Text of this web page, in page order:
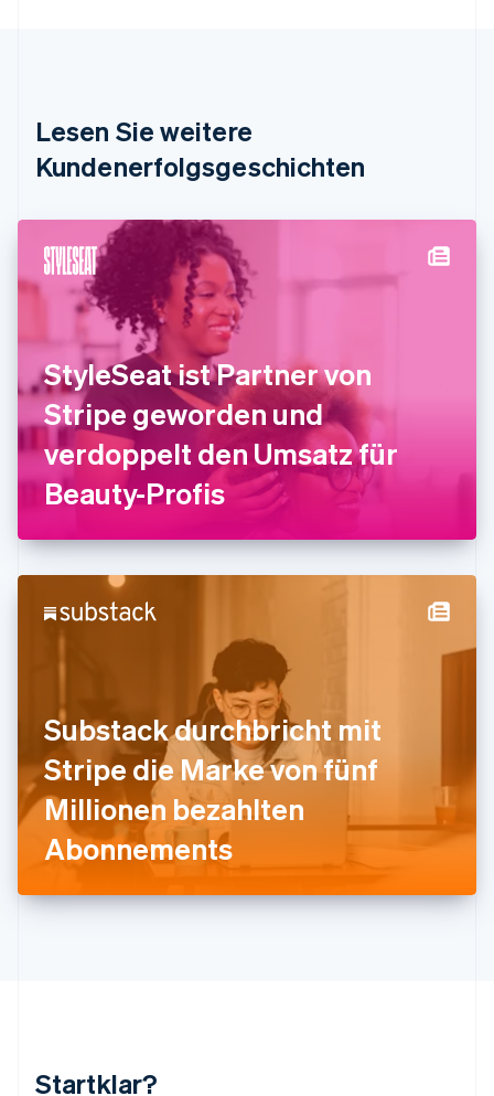
Lesen Sie weitere
Kundenerfolgsgeschichten
StyleSeat ist Partner von
Stripe geworden und
verdoppelt den Umsatz für
Beauty-Profis
Substack durchbricht mit
Stripe die Marke von fünf
Millionen bezahlten
Abonnements
Startklar?
DeutschEnglish
English
简体中文English
Finnland
English
Frankreich
Français English
Gibraltar
English
Griechenland
English
Indien
English
Irland
English
Japan
日本語English
Kanada
EnglishFrançais
Liechtenstein
DeutschEnglish
Litauen
English
Luxemburg
FrançaisDeutsch English
Malaysia
Malta
Nederlands English